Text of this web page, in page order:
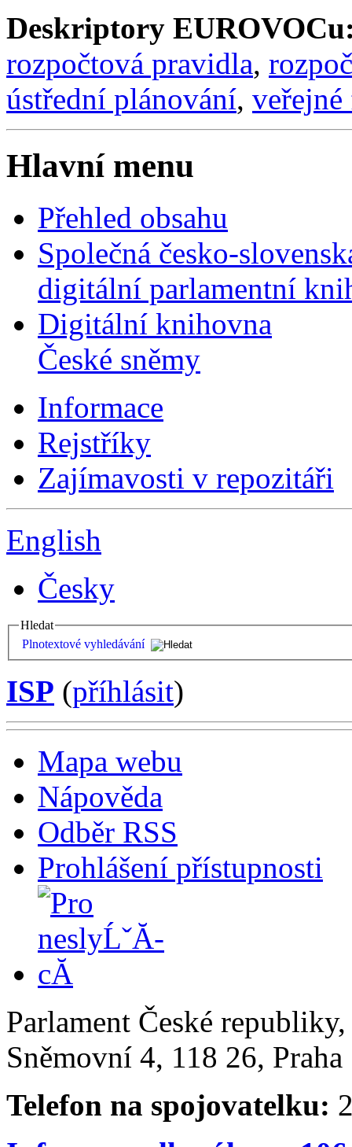
Deskriptory
rozpočtová pravidla,
ústřední plánování, veřejné
Hlavní menu
Přehled obsahu
Společná česko-
digitální parlamentní
Digitální knihovna
České sněmy
Informace
Rejstříky
Zajímavosti v repozitáři
English
Česky
Hledat
Plnotextové vyhledávání
ISP (příhlásit)
Mapa webu
Nápověda
Odběr RSS
Prohlášení přístupnosti
Parlament České
Sněmovní 4, 118 26,
Telefon na spojovatelku: